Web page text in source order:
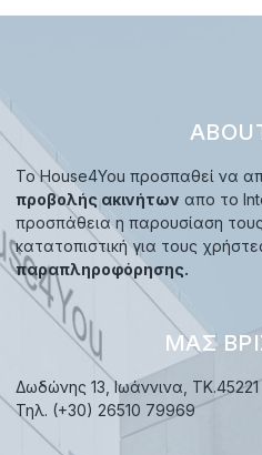
Το House4You προσπαθεί να
προβολής ακινήτων απο το
προσπάθεια η παρουσίαση
κατατοπιστική για τους
παραπληροφόρησης.
ΜΑΣ
Δωδώνης 13, Ιωάννινα, TK.45221
Τηλ. (+30) 26510 79969